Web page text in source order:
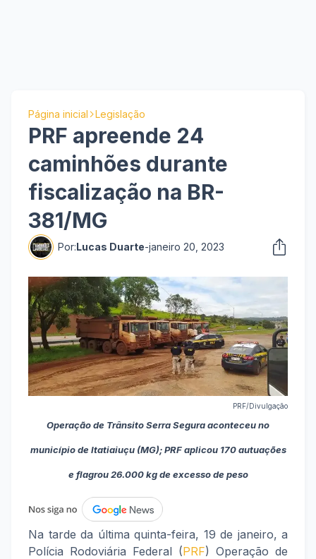
Página inicial Legislação
PRF apreende 24
caminhões durante
fiscalização na BR-
381/MG
Por:Lucas Duarte-janeiro 20, 2023
PRF/Divulgação
Operação de Trânsito Serra Segura aconteceu no
município de Itatiaiuçu (MG); PRF aplicou 170 autuações
e flagrou 26.000 kg de excesso de peso
Na tarde da última quinta-feira, 19 de janeiro, a
Polícia Rodoviária Federal (PRF) Operação de